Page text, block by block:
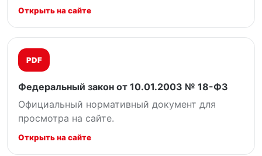
Открыть на сайте
PDF
Федеральный закон от 10.01.2003 № 18-ФЗ
Официальный нормативный документ для
просмотра на сайте.
Открыть на сайте